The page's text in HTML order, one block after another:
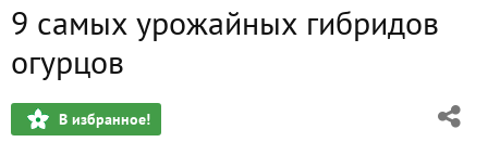
9 самых урожайных гибридов
огурцов
В избранное!